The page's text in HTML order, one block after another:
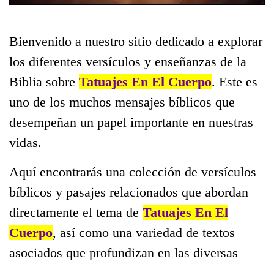
Bienvenido a nuestro sitio dedicado a explorar
los diferentes versículos y enseñanzas de la
Biblia sobre Tatuajes En El Cuerpo. Este es
uno de los muchos mensajes bíblicos que
desempeñan un papel importante en nuestras
vidas.
Aquí encontrarás una colección de versículos
bíblicos y pasajes relacionados que abordan
directamente el tema de Tatuajes En El
Cuerpo, así como una variedad de textos
asociados que profundizan en las diversas